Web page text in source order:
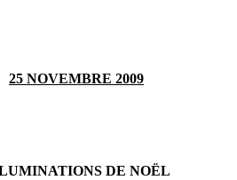
25 NOVEMBRE 2009
DE NOËL